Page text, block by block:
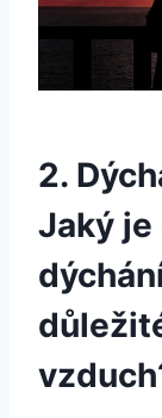
2.
Jaký